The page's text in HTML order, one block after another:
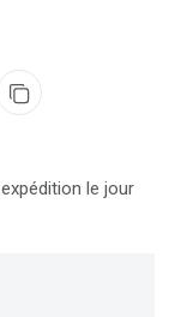
le jour